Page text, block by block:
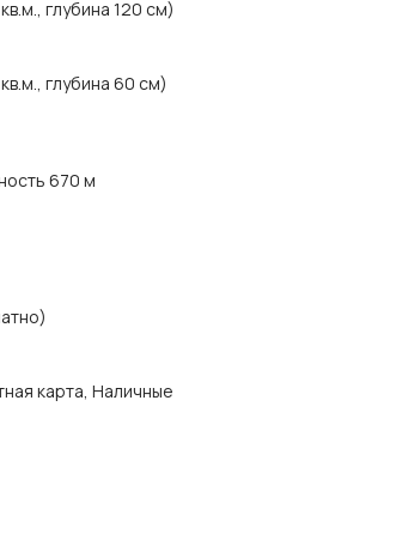
глубина 120 см)
глубина 60 см)
670 м
карта, Наличные